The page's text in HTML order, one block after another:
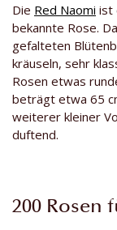
Die Red Naomi ist
bekannte Rose.
gefalteten
kräuseln, sehr
Rosen etwas
beträgt etwa 65
weiterer kleiner
duftend.
200 Rosen